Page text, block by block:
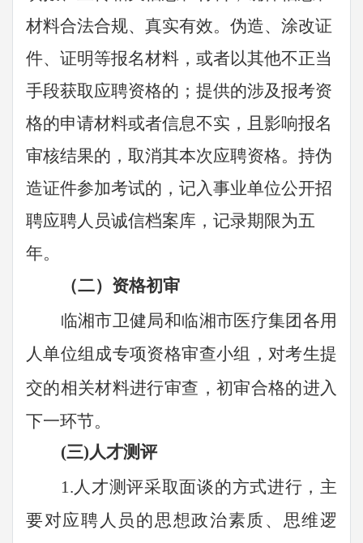
材料合法合规、真实有效。伪造、涂改证
件、证明等报名材料，或者以其他不正当
手段获取应聘资格的；提供的涉及报考资
格的申请材料或者信息不实，且影响报名
审核结果的，取消其本次应聘资格。持伪
造证件参加考试的，记入事业单位公开招
聘应聘人员诚信档案库，记录期限为五
年。
（二）资格初审
临湘市卫健局和临湘市医疗集团各用
人单位组成专项资格审查小组，对考生提
交的相关材料进行审查，初审合格的进入
下一环节。
(三)人才测评
1.人才测评采取面谈的方式进行，主
要对应聘人员的思想政治素质、思维逻